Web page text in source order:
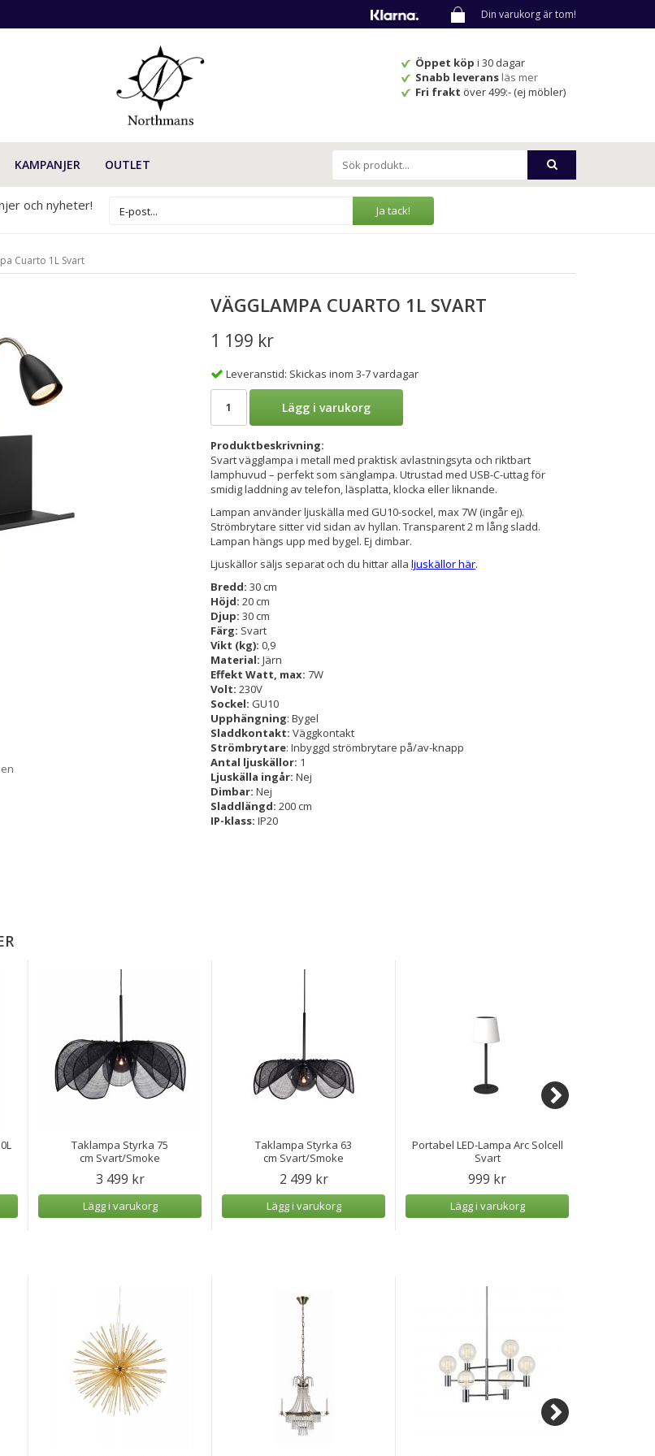
Din varukorg är tom!
Öppet köpi 30 dagar
Snabb leverans läs mer
Fri frakt över 499:- (ej möbler)
KAMPANJER OUTLET
och nyheter! Ja tack!
Cuarto 1L Svart
VÄGGLAMPA CUARTO 1L SVART
1 199 kr
Leveranstid: Skickas inom 3-7 vardagar
Lägg i varukorg
Produktbeskrivning:
Svart vägglampa i metall med praktisk avlastningsyta och riktbart
lamphuvud – perfekt som sänglampa. Utrustad med USB-C-uttag för
smidig laddning av telefon, läsplatta, klocka eller liknande.
Lampan använder ljuskälla med GU10-sockel, max 7W (ingår ej).
Strömbrytare sitter vid sidan av hyllan. Transparent 2 m lång sladd.
Lampan hängs upp med bygel. Ej dimbar.
Ljuskällor säljs separat och du hittar alla ljuskällor här.
Bredd: 30 cm
Höjd: 20 cm
Djup: 30 cm
Färg: Svart
Vikt (kg): 0,9
Material: Järn
Effekt Watt, max: 7W
Volt: 230V
Sockel: GU10
Upphängning: Bygel
Sladdkontakt: Väggkontakt
Strömbrytare: Inbyggd strömbrytare på/av-knapp
Antal ljuskällor: 1
Ljuskälla ingår: Nej
Dimbar: Nej
Sladdlängd: 200 cm
IP-klass: IP20
Taklampa Styrka 75
cm Svart/Smoke
3 499 kr
Lägg i varukorg
Taklampa Styrka 63
cm Svart/Smoke
2 499 kr
Lägg i varukorg
Portabel LED-Lampa Arc Solcell
Svart
999 kr
Lägg i varukorg